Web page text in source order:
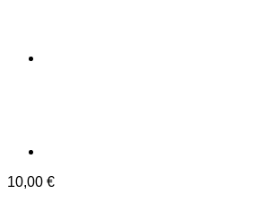
10,00 €